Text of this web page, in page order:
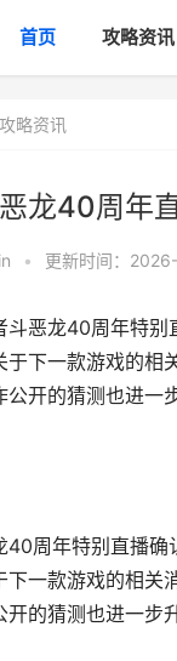
首页 攻略资讯
攻略资讯
龙40周年
• 更新时间：
斗恶龙40周年特别
于下一款游戏的相
公开的猜测也进一
40周年特别直播
下一款游戏的相关
开的猜测也进一步